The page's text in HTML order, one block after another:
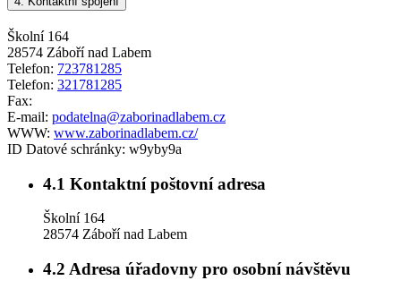
Školní 164
28574 Záboří nad Labem
Telefon: 723781285
Telefon: 321781285
Fax:
E-mail: podatelna@zaborinadlabem.cz
WWW: www.zaborinadlabem.cz/
ID Datové schránky: w9yby9a
4.1 Kontaktní poštovní adresa
Školní 164
28574 Záboří nad Labem
4.2 Adresa úřadovny pro osobní návštěvu